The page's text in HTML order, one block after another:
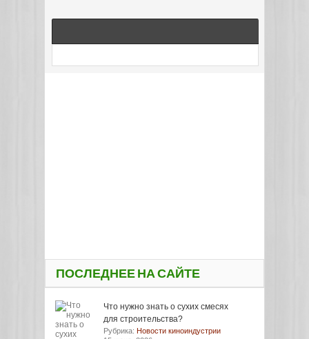
ПОСЛЕДНЕЕ НА САЙТЕ
Что нужно знать о сухих смесях
для строительства?
Рубрика: Новости киноиндустрии